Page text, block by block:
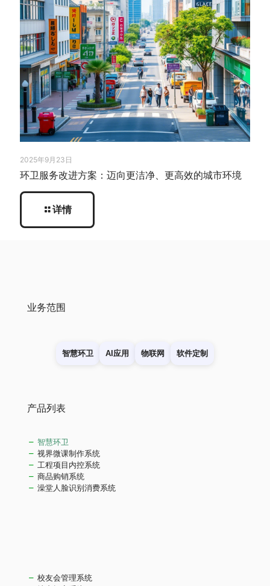
2025年9月23日
环卫服务改进方案：迈向更洁净、更高效的城市环境
详情
业务范围
智慧环卫 AI应用 物联网 软件定制
产品列表
智慧环卫
视界微课制作系统
工程项目内控系统
商品购销系统
澡堂人脸识别消费系统
校友会管理系统